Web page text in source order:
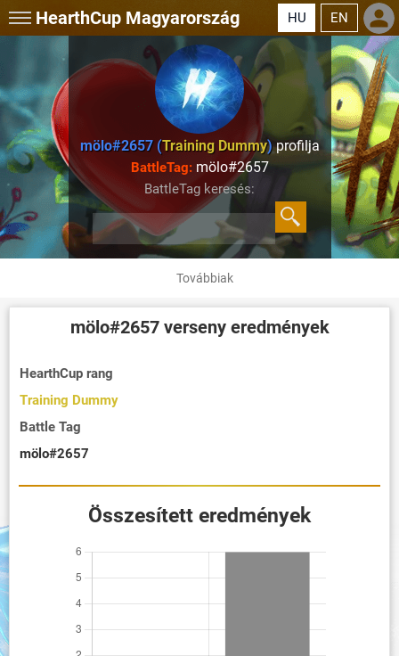
HearthCup Magyarország HU EN
mölo#2657 (Training Dummy)profilja
BattleTag:mölo#2657
BattleTag keresés:
Továbbiak
mölo#2657verseny eredmények
HearthCup rang
Training Dummy
Battle Tag
mölo#2657
Összesített eredmények